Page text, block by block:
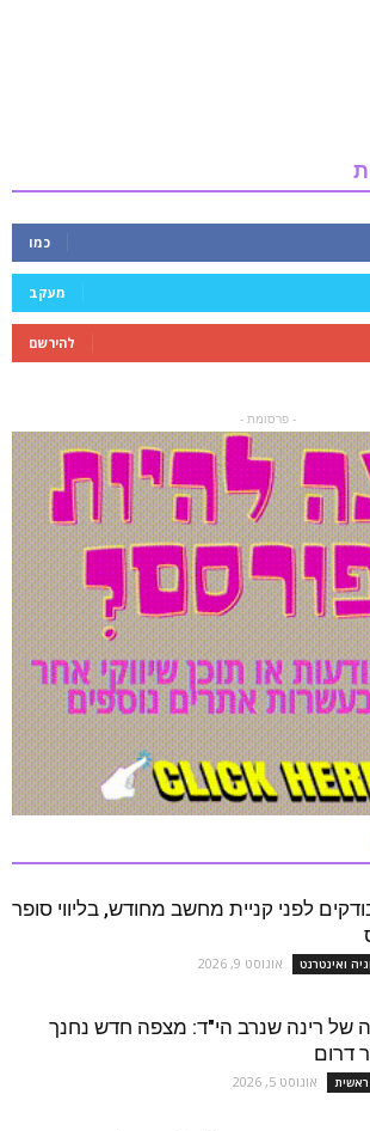
כמו
מעקב
להירשם
- פרסומת -
לפני קניית מחשב מחודש, בליווי סופר
ואינטרנט אוגוסט 9, 2026
של רינה שנרב הי"ד: מצפה חדש נחנך
דרום
אוגוסט 5, 2026